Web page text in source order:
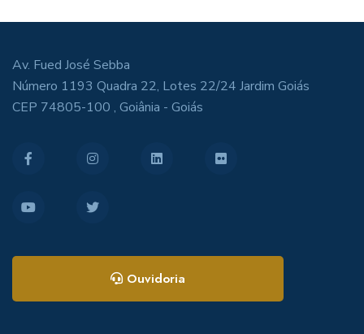
Av. Fued José Sebba
Número 1193 Quadra 22, Lotes 22/24 Jardim Goiás
CEP 74805-100 , Goiânia - Goiás
Ouvidoria